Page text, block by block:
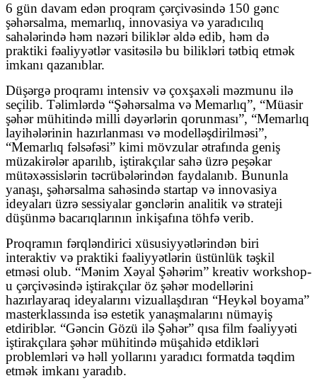
6 gün davam edən proqram çərçivəsində 150 gənc
şəhərsalma, memarlıq, innovasiya və yaradıcılıq
sahələrində həm nəzəri biliklər əldə edib, həm də
praktiki fəaliyyətlər vasitəsilə bu bilikləri tətbiq etmək
imkanı qazanıblar.
Düşərgə proqramı intensiv və çoxşaxəli məzmunu ilə
seçilib. Təlimlərdə “Şəhərsalma və Memarlıq”, “Müasir
şəhər mühitində milli dəyərlərin qorunması”, “Memarlıq
layihələrinin hazırlanması və modelləşdirilməsi”,
“Memarlıq fəlsəfəsi” kimi mövzular ətrafında geniş
müzakirələr aparılıb, iştirakçılar sahə üzrə peşəkar
mütəxəssislərin təcrübələrindən faydalanıb. Bununla
yanaşı, şəhərsalma sahəsində startap və innovasiya
ideyaları üzrə sessiyalar gənclərin analitik və strateji
düşünmə bacarıqlarının inkişafına töhfə verib.
Proqramın fərqləndirici xüsusiyyətlərindən biri
interaktiv və praktiki fəaliyyətlərin üstünlük təşkil
etməsi olub. “Mənim Xəyal Şəhərim” kreativ workshop-
u çərçivəsində iştirakçılar öz şəhər modellərini
hazırlayaraq ideyalarını vizuallaşdıran “Heykəl boyama”
masterklassında isə estetik yanaşmalarını nümayiş
etdiriblər. “Gəncin Gözü ilə Şəhər” qısa film fəaliyyəti
iştirakçılara şəhər mühitində müşahidə etdikləri
problemləri və həll yollarını yaradıcı formatda təqdim
etmək imkanı yaradıb.